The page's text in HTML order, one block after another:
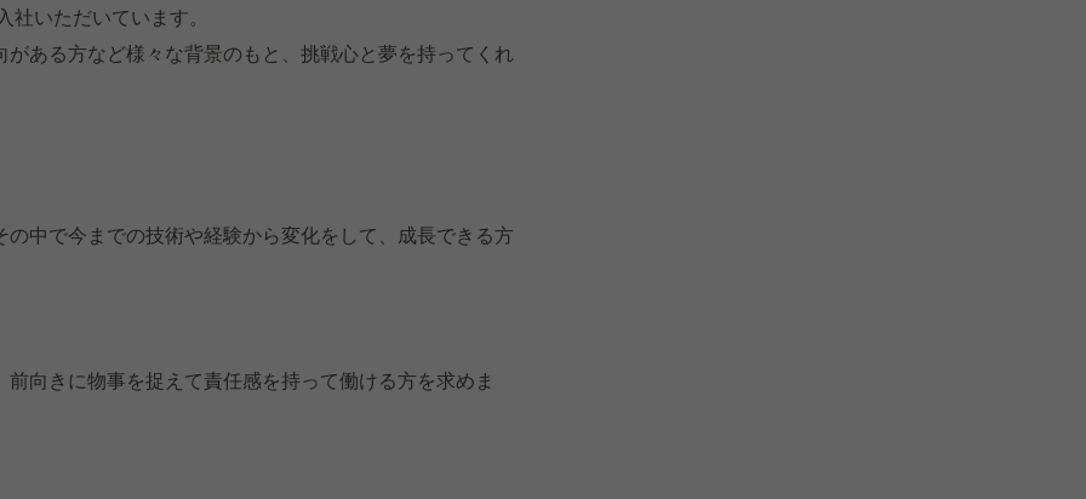
いただいています。
ある方など様々な背景のもと、挑戦心と夢を持ってくれ
中で今までの技術や経験から変化をして、成長できる方
向きに物事を捉えて責任感を持って働ける方を求めま